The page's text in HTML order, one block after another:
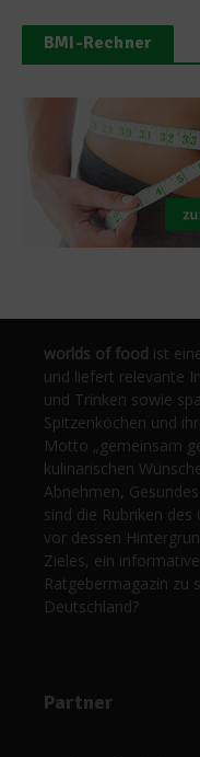
BMI-Rechner
worlds of food ist
und liefert relevante
und Trinken sowie
Spitzenköchen und
Motto „gemeinsam
kulinarischen
Abnehmen,
sind die Rubriken des
vor dessen
Zieles, ein
Ratgebermagazin zu
Deutschland?
Partner